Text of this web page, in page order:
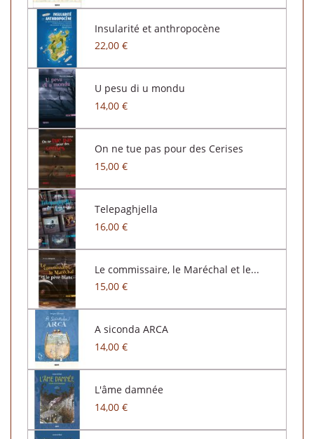
Insularité et anthropocène
22,00 €
U pesu di u mondu
14,00 €
On ne tue pas pour des Cerises
15,00 €
Telepaghjella
16,00 €
Le commissaire, le Maréchal et le...
15,00 €
A siconda ARCA
14,00 €
L'âme damnée
14,00 €